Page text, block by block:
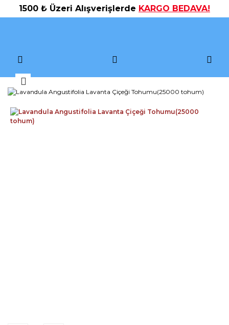
1500 ₺ Üzeri Alışverişlerde KARGO BEDAVA!